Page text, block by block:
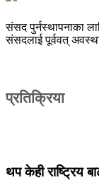
संसद पुर्नस्थापनाका
संसदलाई पूर्ववत्
प्रतिक्रिया
थप केही राष्ट्रिय